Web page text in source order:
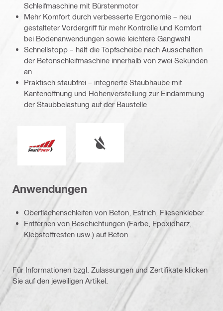
Schleifmaschine mit Bürstenmotor
Mehr Komfort durch verbesserte Ergonomie – neu
gestalteter Vordergriff für mehr Kontrolle und Komfort
bei Bodenanwendungen sowie leichtere Gangwahl
Schnellstopp – hält die Topfscheibe nach Ausschalten
der Betonschleifmaschine innerhalb von zwei Sekunden
an
Praktisch staubfrei – integrierte Staubhaube mit
Kantenöffnung und Höhenverstellung zur Eindämmung
der Staubbelastung auf der Baustelle
Anwendungen
Oberflächenschleifen von Beton, Estrich, Fliesenkleber
Entfernen von Beschichtungen (Farbe, Epoxidharz,
Klebstoffresten usw.) auf Beton
Für Informationen bzgl. Zulassungen und Zertifikate klicken
Sie auf den jeweiligen Artikel.